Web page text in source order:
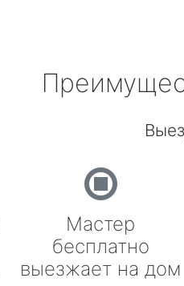
Мастер
бесплатно
выезжает на дом